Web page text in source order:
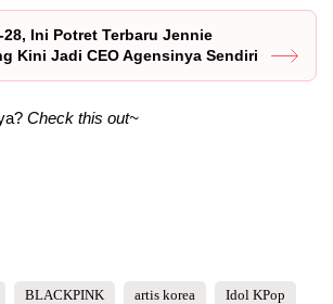
Ini Potret Terbaru Jennie
Kini Jadi CEO Agensinya Sendiri
Check this out~
BLACKPINK artis korea Idol KPop